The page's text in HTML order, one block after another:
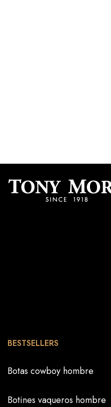
BESTSELLERS
Botas cowboy hombre
Botines vaqueros hombre